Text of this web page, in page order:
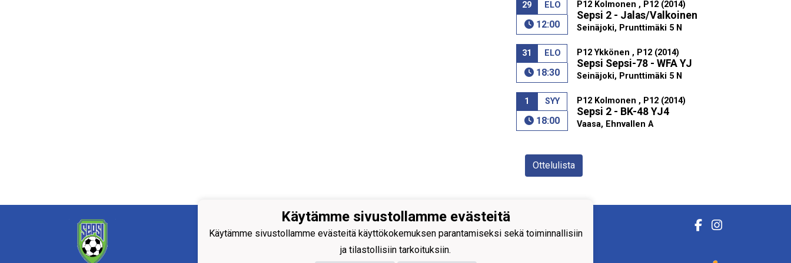
29 ELO
12:00
P12 Kolmonen , P12 (2014)
Sepsi 2 - Jalas/Valkoinen
Seinäjoki, Prunttimäki 5 N
31 ELO
18:30
P12 Ykkönen , P12 (2014)
Sepsi Sepsi-78 - WFA YJ
Seinäjoki, Prunttimäki 5 N
1 SYY
18:00
P12 Kolmonen , P12 (2014)
Sepsi 2 - BK-48 YJ4
Vaasa, Ehnvallen A
Ottelulista
Käytämme sivustollamme evästeitä
Käytämme sivustollamme evästeitä käyttökokemuksen parantamiseksi sekä toiminnallisiin
ja tilastollisiin tarkoituksiin.